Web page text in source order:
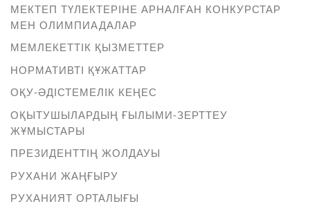
МЕКТЕП ТҮЛЕКТЕРІНЕ АРНАЛҒАН КОНКУРСТАР
МЕН ОЛИМПИАДАЛАР
МЕМЛЕКЕТТІК ҚЫЗМЕТТЕР
НОРМАТИВТІ ҚҰЖАТТАР
ОҚУ-ӘДІСТЕМЕЛІК КЕҢЕС
ОҚЫТУШЫЛАРДЫҢ ҒЫЛЫМИ-ЗЕРТТЕУ
ЖҰМЫСТАРЫ
ПРЕЗИДЕНТТІҢ ЖОЛДАУЫ
РУХАНИ ЖАҢҒЫРУ
РУХАНИЯТ ОРТАЛЫҒЫ